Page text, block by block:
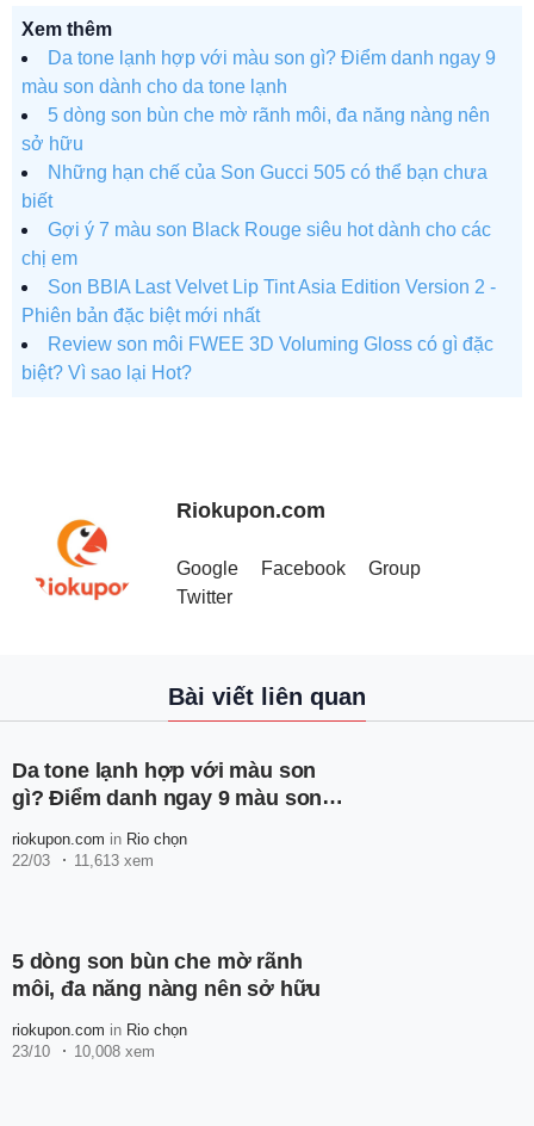
Xem thêm
Da tone lạnh hợp với màu son gì? Điểm danh ngay 9
màu son dành cho da tone lạnh
5 dòng son bùn che mờ rãnh môi, đa năng nàng nên
sở hữu
Những hạn chế của Son Gucci 505 có thể bạn chưa
biết
Gợi ý 7 màu son Black Rouge siêu hot dành cho các
chị em
Son BBIA Last Velvet Lip Tint Asia Edition Version 2 -
Phiên bản đặc biệt mới nhất
Review son môi FWEE 3D Voluming Gloss có gì đặc
biệt? Vì sao lại Hot?
Riokupon.com
Google Facebook
Group
Twitter
Bài viết liên quan
Da tone lạnh hợp với màu son
gì? Điểm danh ngay 9 màu son
riokupon.com in Rio chọn
22/03
11,613 xem
5 dòng son bùn che mờ rãnh
môi, đa năng nàng nên sở hữu
riokupon.com in Rio chọn
23/10
10,008 xem